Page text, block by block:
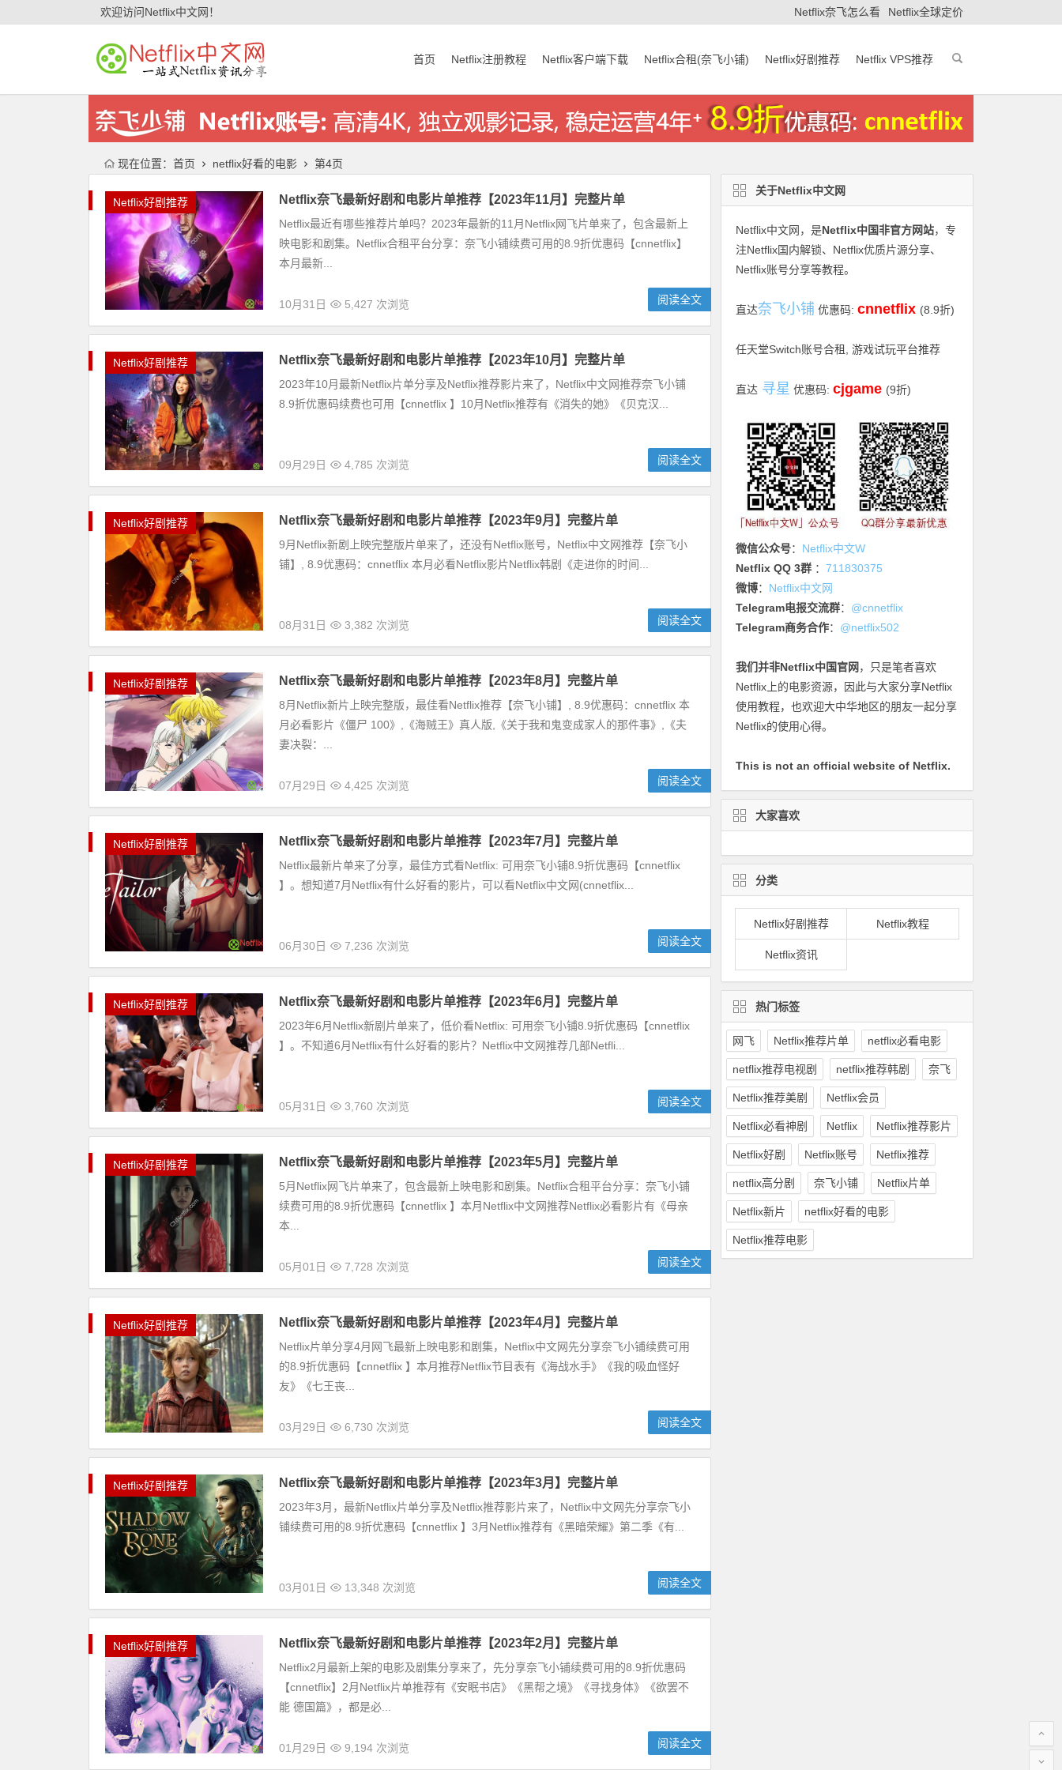
欢迎访问Netflix中文网！ Netflix奈飞怎么看 Netflix全球定价
首页 Netflix注册教程 Netflix客户端下载 Netflix合租(奈飞小铺) Netflix好剧推荐 Netflix VPS推荐
现在位置： 首页 netflix好看的电影 第4页
Netflix好剧推荐 Netflix奈飞最新好剧和电影片单推荐【2023年11月】完整片单
Netflix最近有哪些推荐片单吗？2023年最新的11月Netflix网飞片单来了，包含最新上
映电影和剧集。Netflix合租平台分享：奈飞小铺续费可用的8.9折优惠码【cnnetflix】
本月最新...
10月31日 5,427 次浏览 阅读全文
Netflix好剧推荐 Netflix奈飞最新好剧和电影片单推荐【2023年10月】完整片单
2023年10月最新Netflix片单分享及Netflix推荐影片来了，Netflix中文网推荐奈飞小铺
8.9折优惠码续费也可用【cnnetflix 】10月Netflix推荐有《消失的她》《贝克汉...
09月29日 4,785 次浏览 阅读全文
Netflix好剧推荐 Netflix奈飞最新好剧和电影片单推荐【2023年9月】完整片单
9月Netflix新剧上映完整版片单来了，还没有Netflix账号，Netflix中文网推荐【奈飞小
铺】, 8.9优惠码：cnnetflix 本月必看Netflix影片Netflix韩剧《走进你的时间...
08月31日 3,382 次浏览 阅读全文
Netflix好剧推荐 Netflix奈飞最新好剧和电影片单推荐【2023年8月】完整片单
8月Netflix新片上映完整版，最佳看Netflix推荐【奈飞小铺】, 8.9优惠码：cnnetflix 本
月必看影片《僵尸 100》,《海贼王》真人版,《关于我和鬼变成家人的那件事》,《夫
妻决裂：...
07月29日 4,425 次浏览 阅读全文
Netflix好剧推荐 Netflix奈飞最新好剧和电影片单推荐【2023年7月】完整片单
Netflix最新片单来了分享，最佳方式看Netflix: 可用奈飞小铺8.9折优惠码【cnnetflix
】。想知道7月Netflix有什么好看的影片，可以看Netflix中文网(cnnetflix...
06月30日 7,236 次浏览 阅读全文
Netflix好剧推荐 Netflix奈飞最新好剧和电影片单推荐【2023年6月】完整片单
2023年6月Netflix新剧片单来了，低价看Netflix: 可用奈飞小铺8.9折优惠码【cnnetflix
】。不知道6月Netflix有什么好看的影片？Netflix中文网推荐几部Netfli...
05月31日 3,760 次浏览 阅读全文
Netflix好剧推荐 Netflix奈飞最新好剧和电影片单推荐【2023年5月】完整片单
5月Netflix网飞片单来了，包含最新上映电影和剧集。Netflix合租平台分享：奈飞小铺
续费可用的8.9折优惠码【cnnetflix 】本月Netflix中文网推荐Netflix必看影片有《母亲
本...
05月01日 7,728 次浏览 阅读全文
Netflix好剧推荐 Netflix奈飞最新好剧和电影片单推荐【2023年4月】完整片单
Netflix片单分享4月网飞最新上映电影和剧集，Netflix中文网先分享奈飞小铺续费可用
的8.9折优惠码【cnnetflix 】本月推荐Netflix节目表有《海战水手》《我的吸血怪好
友》《七王丧...
03月29日 6,730 次浏览 阅读全文
Netflix好剧推荐 Netflix奈飞最新好剧和电影片单推荐【2023年3月】完整片单
2023年3月，最新Netflix片单分享及Netflix推荐影片来了，Netflix中文网先分享奈飞小
铺续费可用的8.9折优惠码【cnnetflix 】3月Netflix推荐有《黑暗荣耀》第二季《有...
03月01日 13,348 次浏览 阅读全文
Netflix好剧推荐 Netflix奈飞最新好剧和电影片单推荐【2023年2月】完整片单
Netflix2月最新上架的电影及剧集分享来了，先分享奈飞小铺续费可用的8.9折优惠码
【cnnetflix】2月Netflix片单推荐有《安眠书店》《黑帮之境》《寻找身体》《欲罢不
能 德国篇》，都是必...
01月29日 9,194 次浏览 阅读全文
关于Netflix中文网
Netflix中文网 ，是Netflix中国非官方网站，专
注Netflix国内解锁、Netflix优质片源分享、
Netflix账号分享等教程。
直达奈飞小铺 优惠码: cnnetflix (8.9折)
任天堂Switch账号合租, 游戏试玩平台推荐
直达寻星 优惠码: cjgame (9折)
微信公众号： Netflix中文W
Netflix QQ 3群 ： 711830375
微博： Netflix中文网
Telegram电报交流群： @cnnetflix
Telegram商务合作： @netflix502
我们并非Netflix中国官网 ，只是笔者喜欢
Netflix上的电影资源，因此与大家分享Netflix
使用教程，也欢迎大中华地区的朋友一起分享
Netflix的使用心得。
This is not an official website of Netflix.
大家喜欢
分类
Netflix好剧推荐 Netflix教程
Netflix资讯
热门标签
网飞 Netflix推荐片单 netflix必看电影
netflix推荐电视剧 netflix推荐韩剧 奈飞
Netflix推荐美剧 Netflix会员
Netflix必看神剧 Netflix Netflix推荐影片
Netflix好剧 Netflix账号 Netflix推荐
netflix高分剧 奈飞小铺 Netflix片单
Netflix新片 netflix好看的电影
Netflix推荐电影